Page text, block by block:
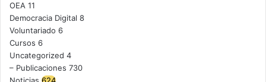
OEA 11
Democracia Digital 8
Voluntariado 6
Cursos 6
Uncategorized 4
– Publicaciones 730